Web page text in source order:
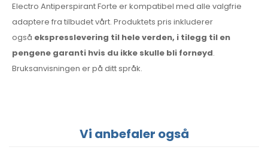
Electro Antiperspirant Forte er kompatibel med alle valgfrie
adaptere fra tilbudet vårt. Produktets pris inkluderer
også ekspresslevering til hele verden, i tilegg til en
pengene garanti hvis du ikke skulle bli fornøyd.
Bruksanvisningen er på ditt språk.
Vi anbefaler også